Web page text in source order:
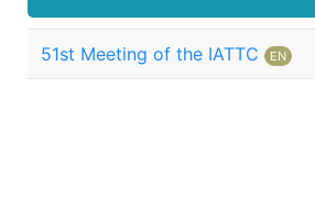
51st Meeting of the IATTC EN